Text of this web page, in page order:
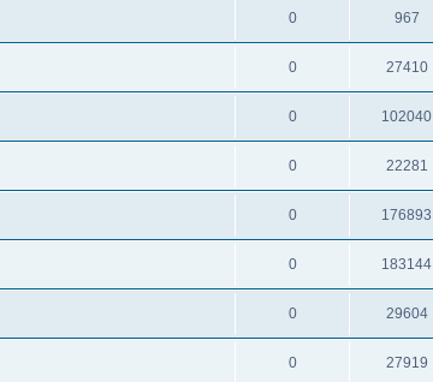
0 967
0 27410
0 102040
0 22281
0 176893
0 183144
0 29604
0 27919